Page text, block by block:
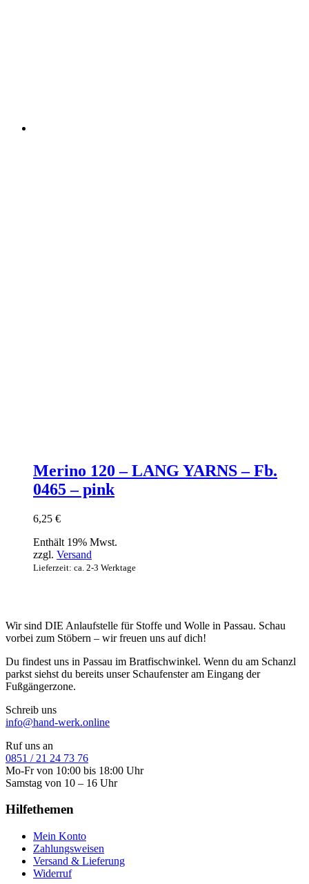
Merino 120 – LANG YARNS – Fb.
0465 – pink
6,25 €
Enthält 19% Mwst.
zzgl. Versand
Lieferzeit: ca. 2-3 Werktage
Wir sind DIE Anlaufstelle für Stoffe und Wolle in Passau. Schau
vorbei zum Stöbern – wir freuen uns auf dich!
Du findest uns in Passau im Bratfischwinkel. Wenn du am Schanzl
parkst siehst du bereits unser Schaufenster am Eingang der
Fußgängerzone.
Schreib uns
info@hand-werk.online
Ruf uns an
0851 / 21 24 73 76
Mo-Fr von 10:00 bis 18:00 Uhr
Samstag von 10 – 16 Uhr
Hilfethemen
Mein Konto
Zahlungsweisen
Versand & Lieferung
Widerruf